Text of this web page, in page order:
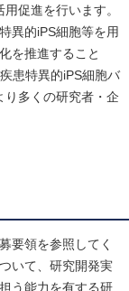
促進を行います。
異的iPS細胞等を用
を推進すること
患特異的iPS細胞バ
り多くの研究者・企
要領を参照してく
いて、研究開発実
う能力を有する研